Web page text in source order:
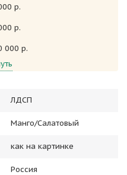
р.
р.
000 р.
ЛДСП
Манго/Салатовый
как на картинке
Россия